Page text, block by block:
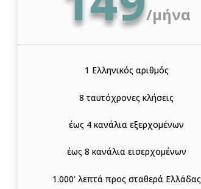
/μήνα
1 Ελληνικός αριθμός
8 ταυτόχρονες κλήσεις
έως 4 κανάλια εξερχομένων
έως 8 κανάλια εισερχομένων
1.000' λεπτά προς σταθερά Ελλάδας